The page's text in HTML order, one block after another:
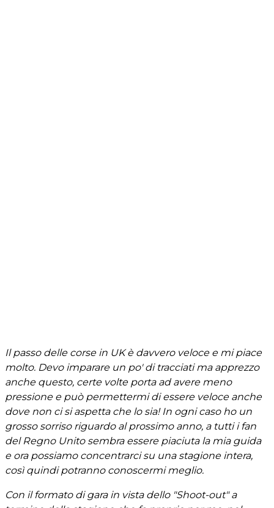
Il passo delle corse in UK è davvero veloce e mi piace
molto. Devo imparare un po' di tracciati ma apprezzo
anche questo, certe volte porta ad avere meno
pressione e può permettermi di essere veloce anche
dove non ci si aspetta che lo sia! In ogni caso ho un
grosso sorriso riguardo al prossimo anno, a tutti i fan
del Regno Unito sembra essere piaciuta la mia guida
e ora possiamo concentrarci su una stagione intera,
così quindi potranno conoscermi meglio.
Con il formato di gara in vista dello "Shoot-out" a